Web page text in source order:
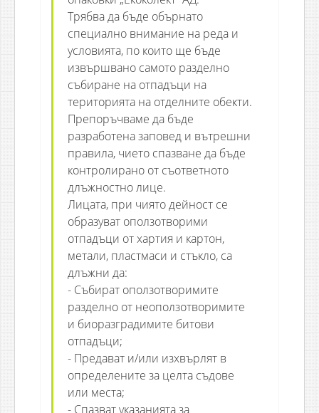
Трябва да бъде обърнато
специално внимание на реда и
условията, по които ще бъде
извършвано самото разделно
събиране на отпадъци на
територията на отделните обекти.
Препоръчваме да бъде
разработена заповед и вътрешни
правила, чието спазване да бъде
контролирано от съответното
длъжностно лице.
Лицата, при чиято дейност се
образуват оползотворими
отпадъци от хартия и картон,
метали, пластмаси и стъкло, са
длъжни да:
- Събират оползотворимите
разделно от неоползотворимите
и биоразградимите битови
отпадъци;
- Предават и/или изхвърлят в
определените за целта съдове
или места;
- Спазват указанията за